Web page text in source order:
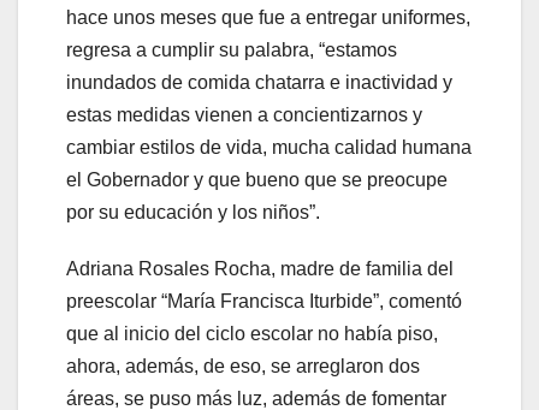
hace unos meses que fue a entregar uniformes,
regresa a cumplir su palabra, “estamos
inundados de comida chatarra e inactividad y
estas medidas vienen a concientizarnos y
cambiar estilos de vida, mucha calidad humana
el Gobernador y que bueno que se preocupe
por su educación y los niños”.
Adriana Rosales Rocha, madre de familia del
preescolar “María Francisca Iturbide”, comentó
que al inicio del ciclo escolar no había piso,
ahora, además, de eso, se arreglaron dos
áreas, se puso más luz, además de fomentar